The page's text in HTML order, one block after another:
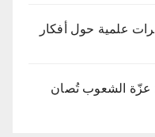
علمية حول أفكار
عزّة الشعوب تُصان